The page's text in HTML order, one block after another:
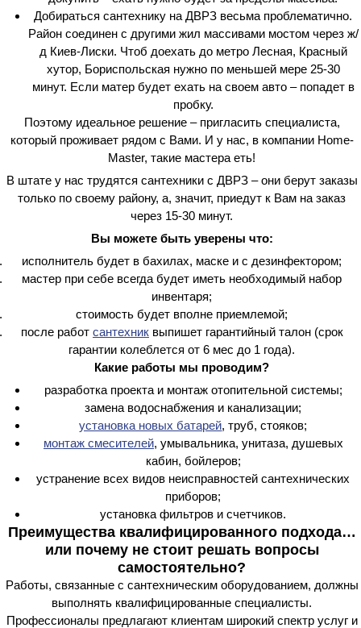
Добираться сантехнику на ДВРЗ весьма проблематично.
Район соединен с другими жил массивами мостом через ж/
д Киев-Лиски. Чтоб доехать до метро Лесная, Красный
хутор, Бориспольская нужно по меньшей мере 25-30
минут. Если матер будет ехать на своем авто – попадет в
пробку.
Поэтому идеальное решение – пригласить специалиста,
который проживает рядом с Вами. И у нас, в компании Home-
Master, такие мастера еть!
В штате у нас трудятся сантехники с ДВРЗ – они берут заказы
только по своему району, а, значит, приедут к Вам на заказ
через 15-30 минут.
Вы можете быть уверены что:
исполнитель будет в бахилах, маске и с дезинфектором;
мастер при себе всегда будет иметь необходимый набор
инвентаря;
стоимость будет вполне приемлемой;
после работ сантехник выпишет гарантийный талон (срок
гарантии колеблется от 6 мес до 1 года).
Какие работы мы проводим?
разработка проекта и монтаж отопительной системы;
замена водоснабжения и канализации;
установка новых батарей, труб, стояков;
монтаж смесителей, умывальника, унитаза, душевых
кабин, бойлеров;
устранение всех видов неисправностей сантехнических
приборов;
установка фильтров и счетчиков.
Преимущества квалифицированного подхода…
или почему не стоит решать вопросы
самостоятельно?
Работы, связанные с сантехническим оборудованием, должны
выполнять квалифицированные специалисты.
Профессионалы предлагают клиентам широкий спектр услуг и